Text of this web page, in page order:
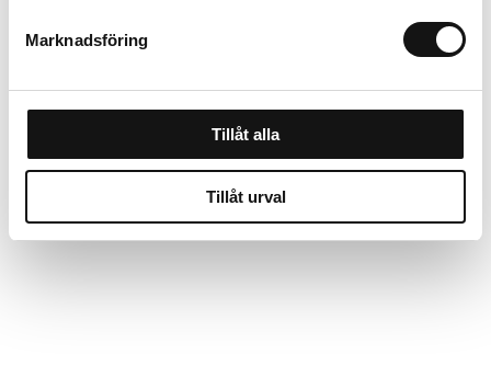
Marknadsföring
Tillåt alla
Tillåt urval